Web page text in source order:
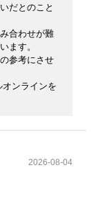
だとのこと
合わせが難
ます。
参考にさせ
ンラインを
2026-08-04